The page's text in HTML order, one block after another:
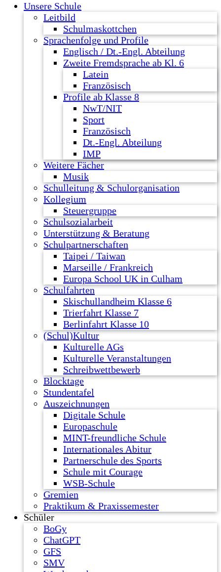
Unsere Schule
Leitbild
Schulmaskottchen
Sprachenfolge und Profile
Englisch / Dt.-Engl. Abteilung
Zweite Fremdsprache ab Kl. 6
Latein
Französisch
Profile ab Klasse 8
NwT/NIT
Sport
Französisch
Dt.-Engl. Abteilung
IMP
Weitere Fächer
Musik
Schulleitung & Schulorganisation
Kollegium
Steuergruppe
Schulsozialarbeit
Unterstützung & Beratung
Schulpartnerschaften
Taipei / Taiwan
Marseille / Frankreich
Europa School UK in Culham
Schulfahrten
Skischullandheim Klasse 6
Trierfahrt Klasse 7
Berlinfahrt Klasse 10
(Schul)Kultur
Kulturelle AGs
Kulturelle Veranstaltungen
Schreibwettbewerb
Blocktage
Stundentafel
Auszeichnungen
Digitale Schule
Europaschule
MINT-freundliche Schule
Internationales Abitur
Partnerschule des Sports
Schule mit Courage
WSB-Schule
Gremien
Praktikum & Praxissemester
Schüler
BoGy
ChatGPT
GFS
SMV